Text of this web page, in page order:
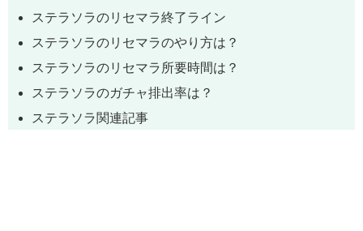
ステラソラのリセマラ終了ライン
ステラソラのリセマラのやり方は？
ステラソラのリセマラ所要時間は？
ステラソラのガチャ排出率は？
ステラソラ関連記事